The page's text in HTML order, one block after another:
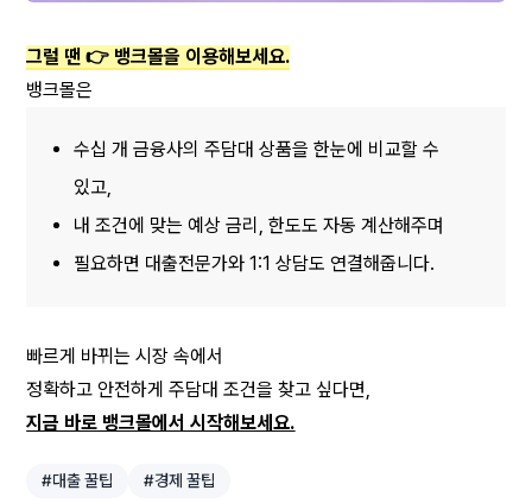
그럴 땐 👉 뱅크몰을 이용해보세요.
뱅크몰은
수십 개 금융사의 주담대 상품을 한눈에 비교할 수
있고,
내 조건에 맞는 예상 금리, 한도도 자동 계산해주며
필요하면 대출전문가와 1:1 상담도 연결해줍니다.
빠르게 바뀌는 시장 속에서
정확하고 안전하게 주담대 조건을 찾고 싶다면,
지금 바로 뱅크몰에서 시작해보세요.
#대출 꿀팁 #경제 꿀팁